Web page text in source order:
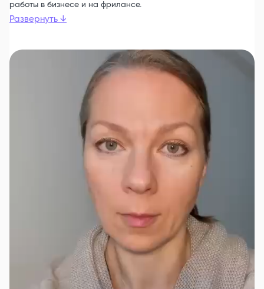
работы в бизнесе и на фрилансе.
Развернуть ↓